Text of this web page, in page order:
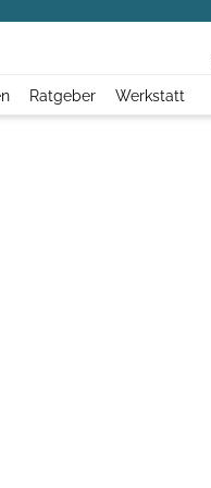
Ratgeber Werkstatt